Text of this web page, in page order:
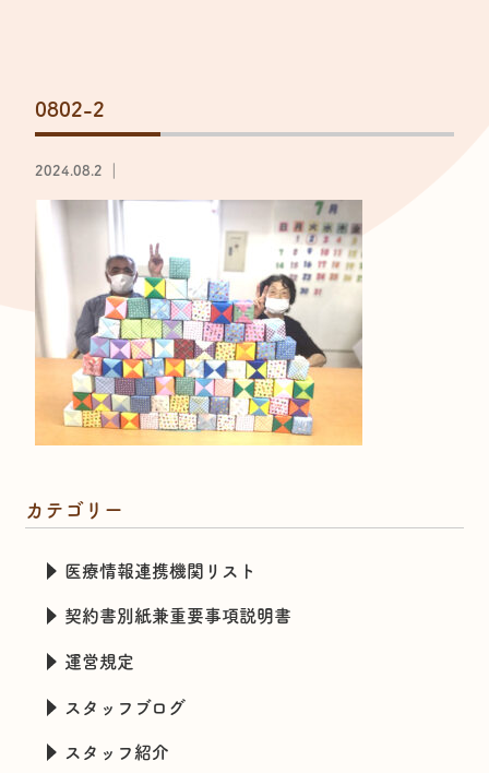
0802-2
2024.08.2 ｜
カテゴリー
医療情報連携機関リスト
契約書別紙兼重要事項説明書
運営規定
スタッフブログ
スタッフ紹介